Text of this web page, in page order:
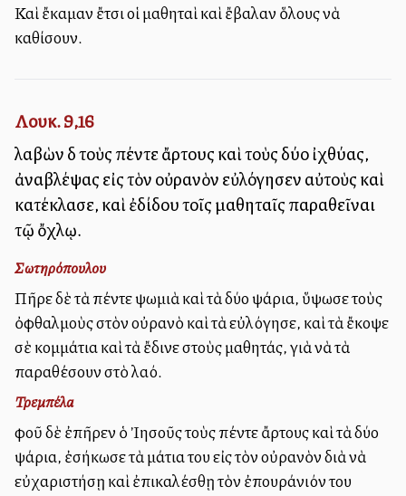
Καὶ ἔκαμαν ἔτσι οἱ μαθηταὶ καὶ ἔβαλαν ὅλους νὰ
καθίσουν.
Λουκ. 9,16
λαβὼν δὲ τοὺς πέντε ἄρτους καὶ τοὺς δύο ἰχθύας,
ἀναβλέψας εἰς τὸν οὐρανὸν εὐλόγησεν αὐτοὺς καὶ
κατέκλασε, καὶ ἐδίδου τοῖς μαθηταῖς παραθεῖναι
τῷ ὄχλῳ.
Σωτηρόπουλου
Πῆρε δὲ τὰ πέντε ψωμιὰ καὶ τὰ δύο ψάρια, ὕψωσε τοὺς
ὀφθαλμοὺς στὸν οὐρανὸ καὶ τὰ εὐλόγησε, καὶ τὰ ἔκοψε
σὲ κομμάτια καὶ τὰ ἔδινε στοὺς μαθητάς, γιὰ νὰ τὰ
παραθέσουν στὸ λαό.
Τρεμπέλα
Ἀφοῦ δὲ ἐπῆρεν ὁ Ἰησοῦς τοὺς πέντε ἄρτους καὶ τὰ δύο
ψάρια, ἐσήκωσε τὰ μάτια του εἰς τὸν οὐρανὸν διὰ νὰ
εὐχαριστήσῃ καὶ ἐπικαλέσθῃ τὸν ἐπουράνιόν του